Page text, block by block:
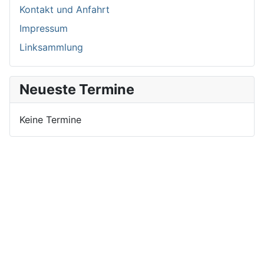
Kontakt und Anfahrt
Impressum
Linksammlung
Neueste Termine
Keine Termine